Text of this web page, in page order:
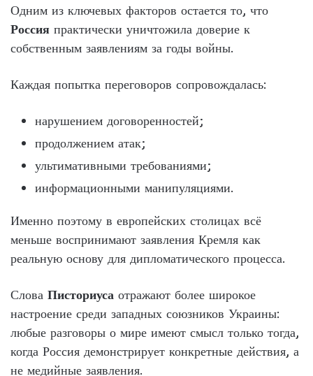
Одним из ключевых факторов остается то, что
Россия практически уничтожила доверие к
собственным заявлениям за годы войны.
Каждая попытка переговоров сопровождалась:
нарушением договоренностей;
продолжением атак;
ультимативными требованиями;
информационными манипуляциями.
Именно поэтому в европейских столицах всё
меньше воспринимают заявления Кремля как
реальную основу для дипломатического процесса.
Слова Писториуса отражают более широкое
настроение среди западных союзников Украины:
любые разговоры о мире имеют смысл только тогда,
когда Россия демонстрирует конкретные действия, а
не медийные заявления.